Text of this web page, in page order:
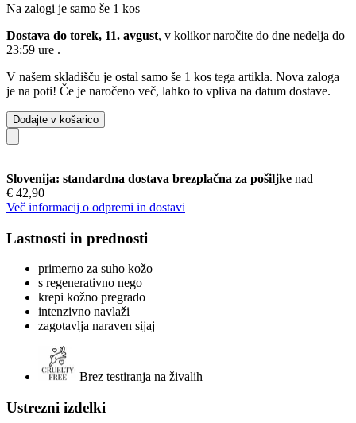
Na zalogi je samo še 1 kos
Dostava do torek, 11. avgust, v kolikor naročite do dne nedelja do
23:59 ure .
V našem skladišču je ostal samo še 1 kos tega artikla. Nova zaloga
je na poti! Če je naročeno več, lahko to vpliva na datum dostave.
Dodajte v košarico
Slovenija: standardna dostava brezplačna za pošiljke nad
€ 42,90
Več informacij o odpremi in dostavi
Lastnosti in prednosti
primerno za suho kožo
s regenerativno nego
krepi kožno pregrado
intenzivno navlaži
zagotavlja naraven sijaj
Brez testiranja na živalih
Ustrezni izdelki